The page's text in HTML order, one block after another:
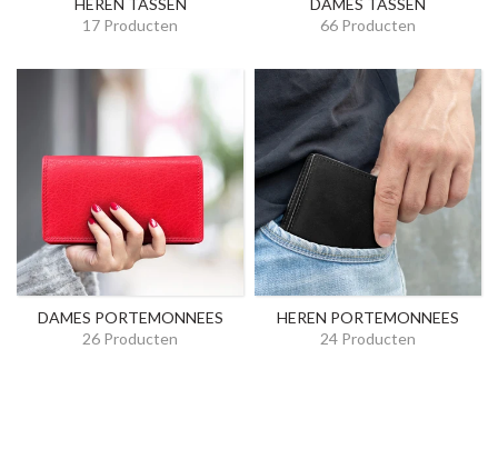
HEREN TASSEN
17 Producten
DAMES TASSEN
66 Producten
DAMES PORTEMONNEES
26 Producten
HEREN PORTEMONNEES
24 Producten